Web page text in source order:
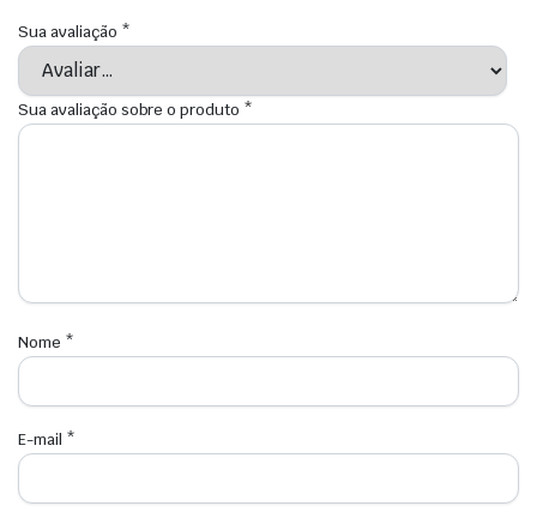
Sua avaliação *
Sua avaliação sobre o produto *
Nome *
E-mail *